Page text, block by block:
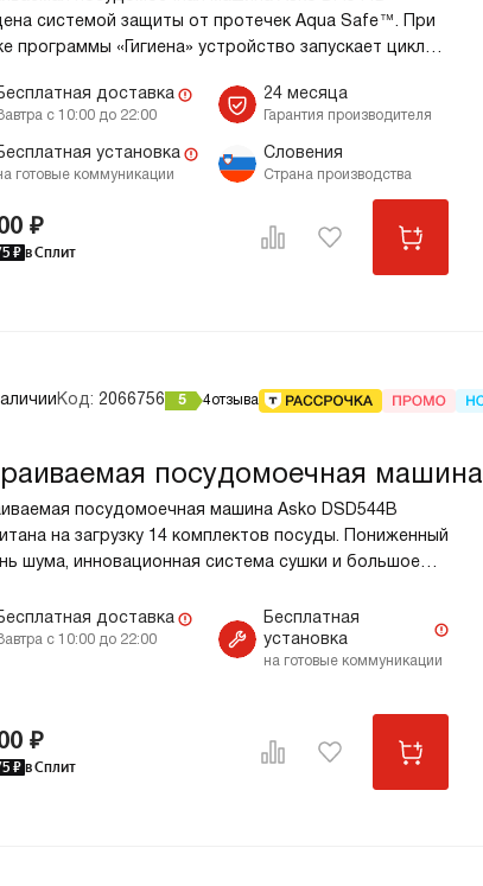
системой защиты от протечек Aqua Safe™. При
программы «Гигиена» устройство запускает цикл
посуды, разделочных досок и емкостей для
консерв и закруток. Бесщеточный мотор
низким электропотреблением и бесшумной
преимущества: Aqua Safe™ Программа
доставка
с 10:00 до 22:00
24 месяца
Гарантия производителя
установка
готовые коммуникации
Словения
Страна производства
₽
₽ в Сплит
Код: 2066756 5 4отзыва
посудомоечная машина
посудомоечная машина Asko DSD544B
на загрузку 14 комплектов посуды. Пониженный
шума, инновационная система сушки и большое
помощником на современной кухне.
Super Cleaning System™; 9
Spray™; Адаптивные зоны усиленной мойки Power zones.
доставка
с 10:00 до 22:00
Бесплатная
установка
на готовые коммуникации
₽
₽ в Сплит